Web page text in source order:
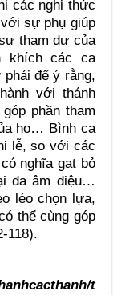
các nghi thức
sự phụ giúp
tham dự của
khích các ca
để ý rằng,
với thánh
phần tham
họ… Bình ca
lễ, so với các
nghĩa gạt bỏ
đa âm điệu…
léo chọn lựa,
thể cùng góp
118).
t